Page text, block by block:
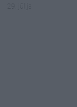
29. jūlijs